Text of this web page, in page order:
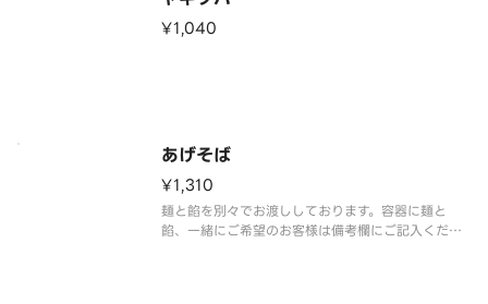
¥1,040
あげそば
¥1,310
麺と餡を別々でお渡ししております。容器に麺と
餡、一緒にご希望のお客様は備考欄にご記入くださ